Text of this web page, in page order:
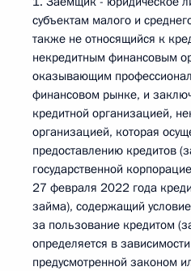
субъектам малого и
также не относящийся к
некредитным финансовым
оказывающим
финансовом рынке, и
кредитной организацией,
организацией, которая
предоставлению кредитов
государственной
27 февраля 2022 года
займа), содержащий
за пользование кредитом
определяется в
предусмотренной законом